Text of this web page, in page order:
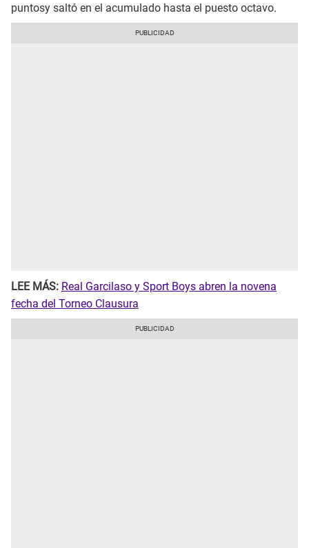
puntosy saltó en el acumulado hasta el puesto octavo.
LEE MÁS: Real Garcilaso y Sport Boys abren la novena
fecha del Torneo Clausura